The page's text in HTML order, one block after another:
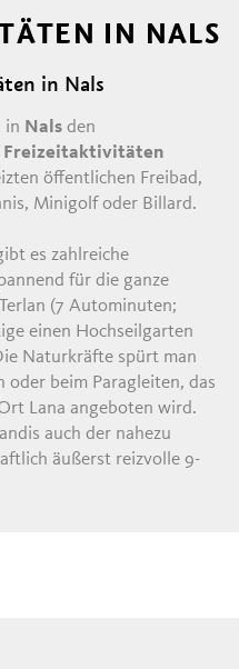
IN NALS
in Nals
in Nals den
Freizeitaktivitäten
öffentlichen Freibad,
Minigolf oder Billard.
es zahlreiche
für die ganze
(7 Autominuten;
einen Hochseilgarten
Naturkräfte spürt man
oder beim Paragleiten, das
Lana angeboten wird.
auch der nahezu
äußerst reizvolle 9-